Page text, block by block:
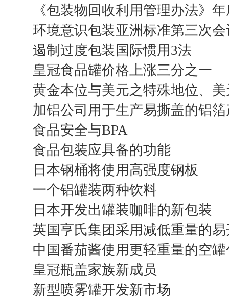
《包装物回收利用管理办法》
环境意识包装亚洲标准第三次
遏制过度包装国际惯用3法
皇冠食品罐价格上涨三分之一
黄金本位与美元之特殊地位、
加铝公司用于生产易撕盖的铝
食品安全与BPA
食品包装应具备的功能
日本钢桶将使用高强度钢板
一个铝罐装两种饮料
日本开发出罐装咖啡的新包装
英国亨氏集团采用减低重量的
中国番茄酱使用更轻重量的空
皇冠瓶盖家族新成员
新型喷雾罐开发新市场